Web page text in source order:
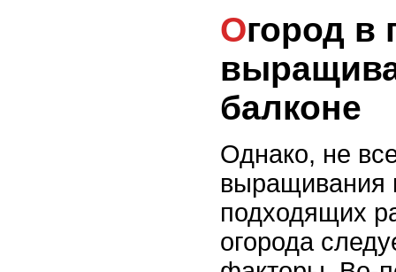
Огород в горшке: как
балконе
Однако, не
выращивания
подходящих
огорода